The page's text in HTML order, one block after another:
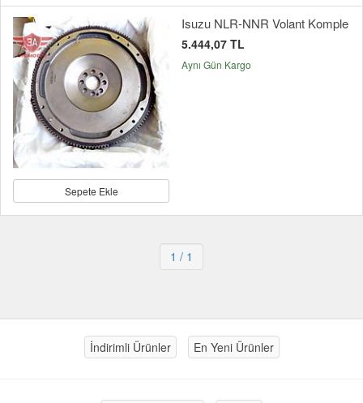
Sepete Ekle
Isuzu NLR-NNR Volant Komple
5.444,07 TL
Aynı Gün Kargo
1 / 1
İndirimli Ürünler En Yeni Ürünler